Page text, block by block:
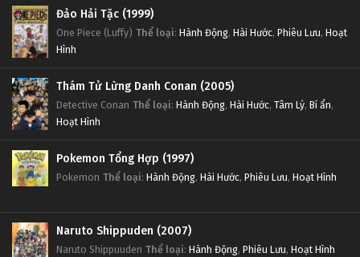
Đảo Hải Tặc (1999)
One Piece (Luffy) Thể loại: Hành Động, Hài Hước, Phiêu Lưu, Hoạt
Hình
Thám Tử Lừng Danh Conan (2005)
Detective Conan Thể loại: Hành Động, Hài Hước, Tâm Lý, Bí ẩn,
Hoạt Hình
Pokemon Tổng Hợp (1997)
Pokemon Thể loại: Hành Động, Hài Hước, Phiêu Lưu, Hoạt Hình
Naruto Shippuden (2007)
Naruto Shippuuden Thể loại: Hành Động, Phiêu Lưu, Hoạt Hình